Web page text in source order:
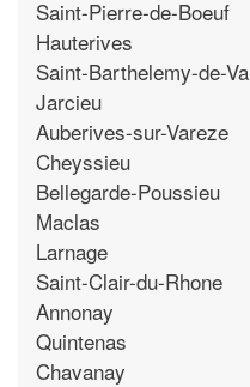
Saint-Pierre-de-Boeuf
Hauterives
Saint-Barthelemy-de-
Jarcieu
Auberives-sur-Vareze
Cheyssieu
Bellegarde-Poussieu
Maclas
Larnage
Saint-Clair-du-Rhone
Annonay
Quintenas
Chavanay